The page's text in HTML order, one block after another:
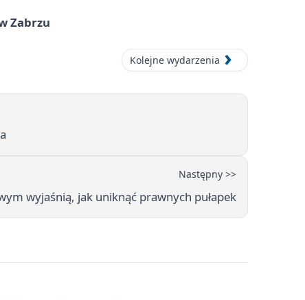
Zabrzu
Kolejne wydarzenia
Następny >>
wyjaśnią, jak uniknąć prawnych pułapek